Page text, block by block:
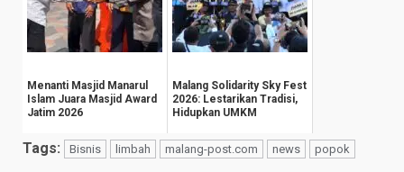
Menanti Masjid Manarul
Islam Juara Masjid Award
Jatim 2026
Malang Solidarity Sky Fest
2026: Lestarikan Tradisi,
Hidupkan UMKM
Tags: Bisnis limbah malang-post.com news popok